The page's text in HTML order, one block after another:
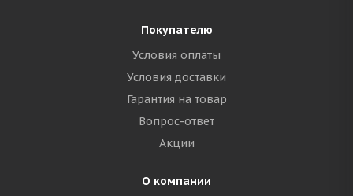
Покупателю
Условия оплаты
Условия доставки
Гарантия на товар
Вопрос-ответ
Акции
О компании